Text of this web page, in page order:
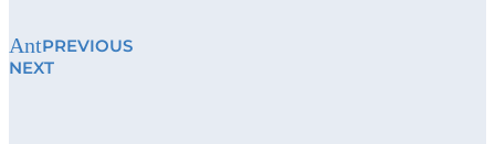
AntPREVIOUS
NEXT